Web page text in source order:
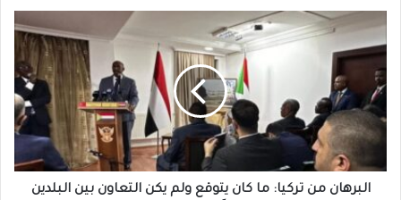
من
تركيا:
ما
كان
يتوقع
ولم
التعاون
البرهان من تركيا: ما كان يتوقع ولم يكن التعاون بين البلدين